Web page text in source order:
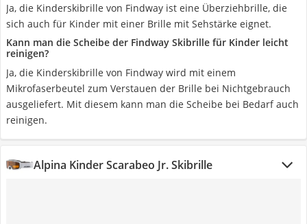
Ja, die Kinderskibrille von Findway ist eine Überziehbrille, die
sich auch für Kinder mit einer Brille mit Sehstärke eignet.
Kann man die Scheibe der Findway Skibrille für Kinder leicht
reinigen?
Ja, die Kinderskibrille von Findway wird mit einem
Mikrofaserbeutel zum Verstauen der Brille bei Nichtgebrauch
ausgeliefert. Mit diesem kann man die Scheibe bei Bedarf auch
reinigen.
Alpina Kinder Scarabeo Jr. Skibrille